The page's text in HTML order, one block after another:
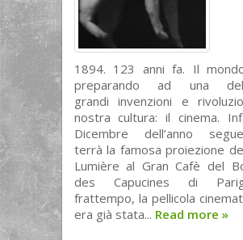
1894. 123 anni fa. Il
preparando ad una
grandi invenzioni e
nostra cultura: il cinema.
Dicembre dell’anno
terrà la famosa proiezione
Lumière al Gran Cafè del
des Capucines di
frattempo, la pellicola
era già stata... Read more »